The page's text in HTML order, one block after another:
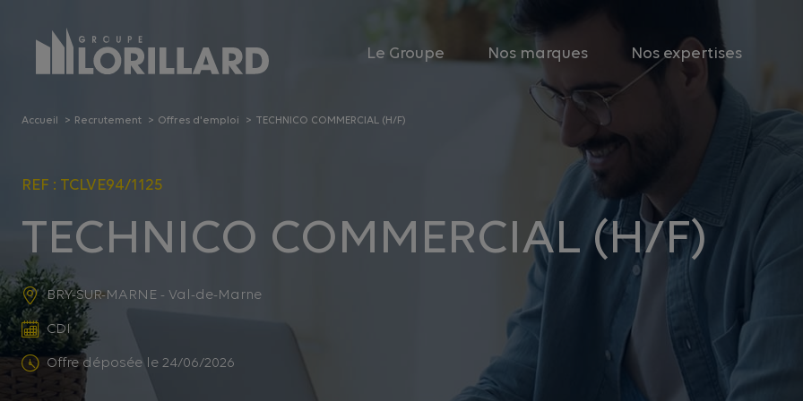
Le Groupe Nos marques Nos expertises
Accueil Recrutement Offres d'emploi TECHNICO COMMERCIAL (H/F)
REF : TCLVE94/1125
TECHNICO COMMERCIAL (H/F)
BRY-SUR-MARNE - Val-de-Marne
CDI
Offre déposée le 24/06/2026